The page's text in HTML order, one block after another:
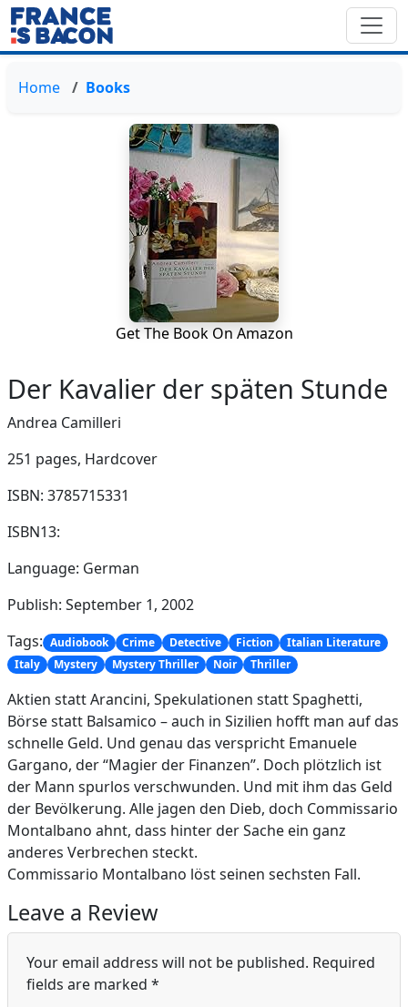
Home Books
Get The Book On Amazon
Der Kavalier der späten Stunde
Andrea Camilleri
251 pages, Hardcover
ISBN: 3785715331
ISBN13:
Language: German
Publish: September 1, 2002
Tags: Audiobook Crime Detective Fiction
Italian Literature
Italy
Mystery Mystery Thriller Noir Thriller
Aktien statt Arancini, Spekulationen statt Spaghetti,
Börse statt Balsamico – auch in Sizilien hofft man auf das
schnelle Geld. Und genau das verspricht Emanuele
Gargano, der “Magier der Finanzen”. Doch plötzlich ist
der Mann spurlos verschwunden. Und mit ihm das Geld
der Bevölkerung. Alle jagen den Dieb, doch Commissario
Montalbano ahnt, dass hinter der Sache ein ganz
anderes Verbrechen steckt.
Commissario Montalbano löst seinen sechsten Fall.
Leave a Review
Your email address will not be published. Required
fields are marked *